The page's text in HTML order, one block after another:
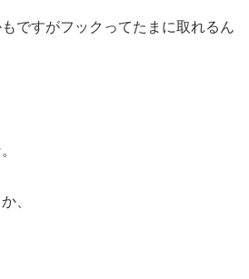
ですがフックってたまに取れるん
、